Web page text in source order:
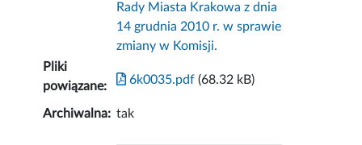
Rady Miasta Krakowa z dnia
14 grudnia 2010 r. w sprawie
zmiany w Komisji.
Pliki
powiązane:
6k0035.pdf (68.32 kB)
Archiwalna: tak